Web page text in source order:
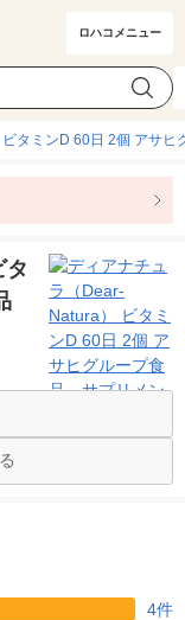
ロハコメニュー
タミンD 60日 2個 アサ
タ
4件